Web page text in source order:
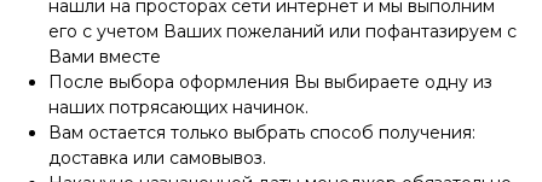
нашли на просторах сети интернет и мы выполним
его с учетом Ваших пожеланий или пофантазируем с
Вами вместе
После выбора оформления Вы выбираете одну из
наших потрясающих начинок.
Вам остается только выбрать способ получения:
доставка или самовывоз.